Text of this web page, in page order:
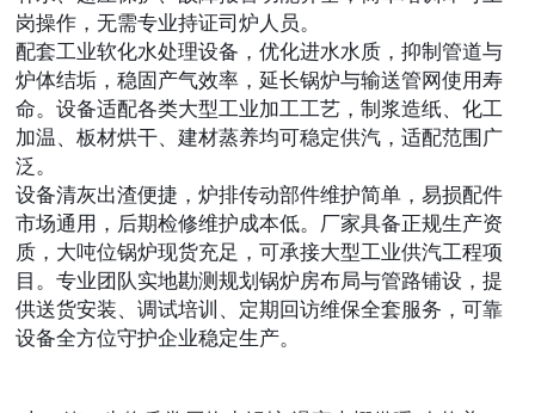
岗操作，无需专业持证司炉人员。
配套工业软化水处理设备，优化进水水质，抑制管道与
炉体结垢，稳固产气效率，延长锅炉与输送管网使用寿
命。设备适配各类大型工业加工工艺，制浆造纸、化工
加温、板材烘干、建材蒸养均可稳定供汽，适配范围广
泛。
设备清灰出渣便捷，炉排传动部件维护简单，易损配件
市场通用，后期检修维护成本低。厂家具备正规生产资
质，大吨位锅炉现货充足，可承接大型工业供汽工程项
目。专业团队实地勘测规划锅炉房布局与管路铺设，提
供送货安装、调试培训、定期回访维保全套服务，可靠
设备全方位守护企业稳定生产。